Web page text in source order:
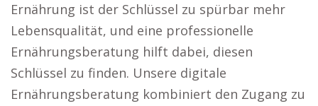
Ernährung ist der Schlüssel zu spürbar mehr
Lebensqualität, und eine professionelle
Ernährungsberatung hilft dabei, diesen
Schlüssel zu finden. Unsere digitale
Ernährungsberatung kombiniert den Zugang zu